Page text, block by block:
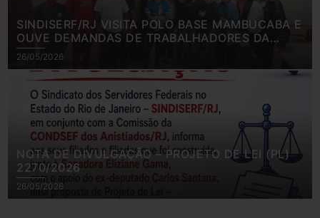
SINDISERF/RJ VISITA POLO BASE MAMBUCABA E
OUVE DEMANDAS DE TRABALHADORES DA
SAÚDE INDÍGENACAPA VISI
26/05/2026
NOTA DE DIVULGAÇÃO – PROJETO DE LEI (PL)
2270/2026
26/05/2026